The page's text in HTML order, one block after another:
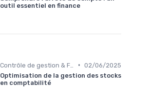
outil essentiel en finance
• 02/06/2025
Optimisation de la gestion des stocks
en comptabilité